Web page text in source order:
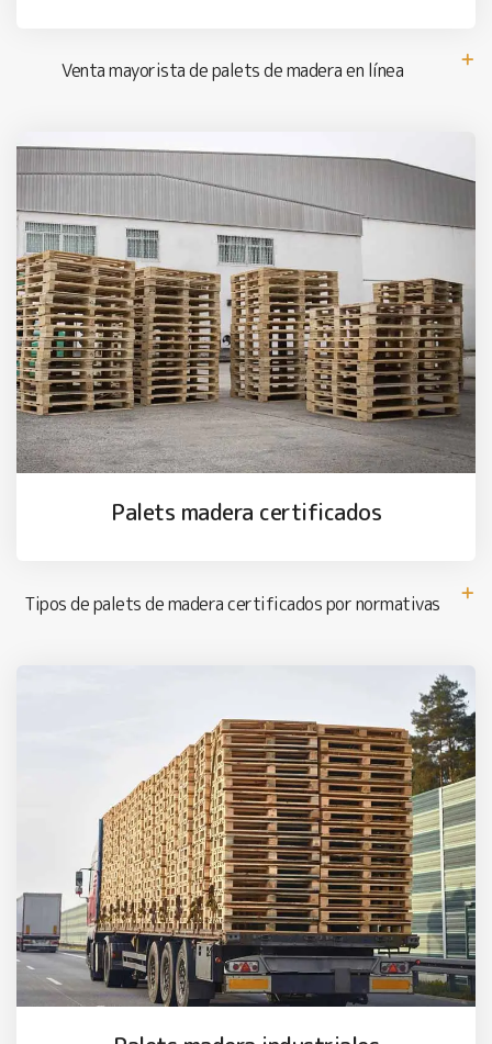
Venta mayorista de palets de madera en línea
Palets madera certificados
Tipos de palets de madera certificados por normativas